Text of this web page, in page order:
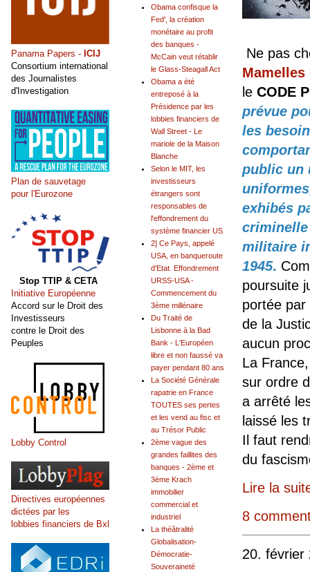
Ne pas
Mamelles
le CODE
prévue
les
public un
exhibés
militaire
1945.
poursuite
portée par
de la
aucun
La
sur ordre
a arrêté
laissé les
Il faut
du
Lire la
8
20. février
Obama confisque la
Fed', la création
monétaire au profit
des banques -
McCain veut rétablir
le Glass-Steagall Act
Obama a été
entreposé à la
Présidence par les
lobbies financiers de
Wall Street - Le
mariole de la Maison
Blanche
Selon le MIT, les
investisseurs
étrangers sont
responsables de
l'effondrement du
système financier US
2] Ce Pays, appelé
USA, en banqueroute
d'Etat. Effondrement
URSS-USA -
Commencement du
3ème millénaire
Du Traité de
Lisbonne à la Bad
Bank - L'Européen
libre et non faussé va
payer pendant 80 ans
La Société Générale
rapatrie en France
TOUTES ses pertes
et les vend au fisc et
au Trésor Public
2ème vague des
grandes faillites des
banques - 2ème et
3ème Krach
immobilier
commercial et
industriel
La théâtralité
Globalisation-
Démocratie-
Souveraineté
Panama Papers - ICIJ
Consortium international
des Journalistes
d'Investigation
Plan de sauvetage
pour l'Eurozone
Stop TTIP & CETA
Initiative Européenne
Accord sur le Droit des
Investisseurs
contre le Droit des
Peuples
Lobby Control
Directives européennes
dictées par les
lobbies financiers de Bxl